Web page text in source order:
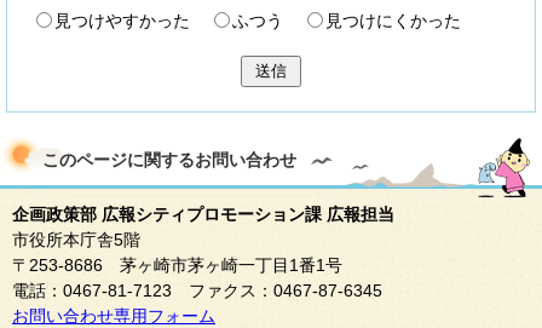
見つけやすかった ふつう 見つけにくかった
送信
このページに関するお問い合わせ
企画政策部 広報シティプロモーション課 広報担当
市役所本庁舎5階
〒253-8686 茅ヶ崎市茅ヶ崎一丁目1番1号
電話：0467-81-7123 ファクス：0467-87-6345
お問い合わせ専用フォーム